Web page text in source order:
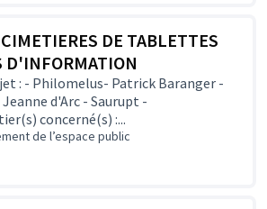
DE TABLETTES
D'INFORMATION
: - Philomelus- Patrick Baranger -
d'Arc - Saurupt -
concerné(s) :...
de l’espace public